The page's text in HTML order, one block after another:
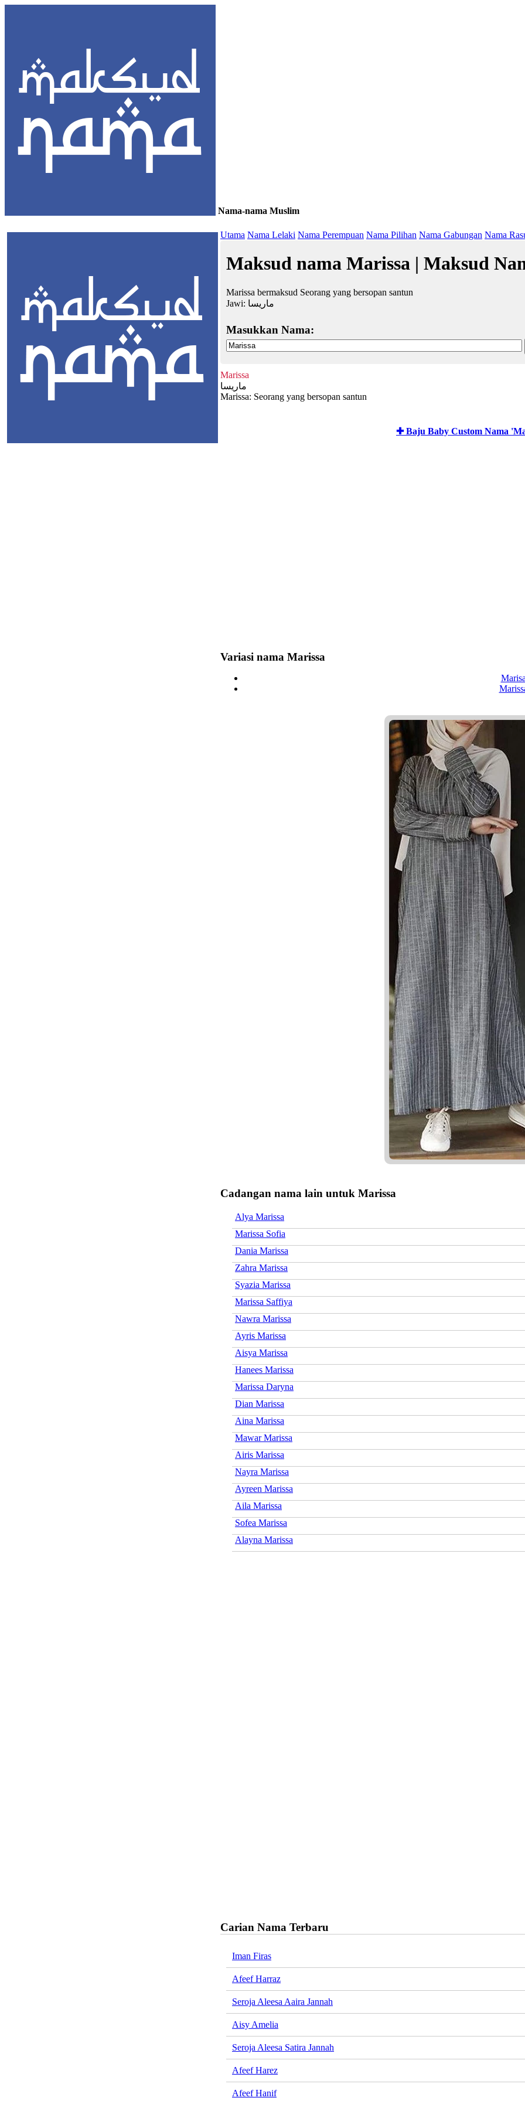
Nama-nama Muslim
Utama Nama Lelaki Nama Perempuan Nama Pilihan Nama Gabungan Nama
Maksud nama Marissa | Maksud
Marissa bermaksud Seorang yang bersopan santun
Jawi: ماريسا
Masukkan Nama:
Marissa
ماريسا
Marissa: Seorang yang bersopan santun
✚ Baju Baby Custom Nama
Variasi nama Marissa
Cadangan nama lain untuk Marissa
Alya Marissa
Marissa Sofia
Dania Marissa
Zahra Marissa
Syazia Marissa
Marissa Saffiya
Nawra Marissa
Ayris Marissa
Aisya Marissa
Hanees Marissa
Marissa Daryna
Dian Marissa
Aina Marissa
Mawar Marissa
Airis Marissa
Nayra Marissa
Ayreen Marissa
Aila Marissa
Sofea Marissa
Alayna Marissa
Carian Nama Terbaru
Iman Firas
Afeef Harraz
Seroja Aleesa Aaira Jannah
Aisy Amelia
Seroja Aleesa Satira Jannah
Afeef Harez
Afeef Hanif